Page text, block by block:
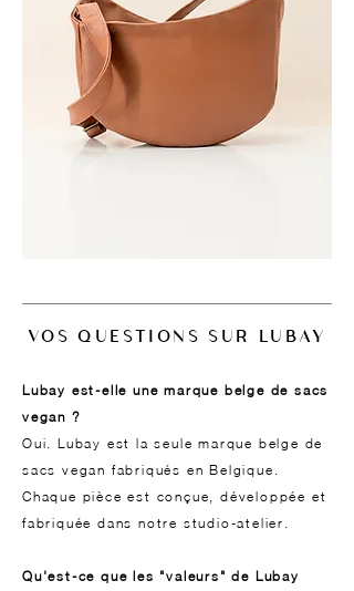
VOS QUESTIONS SUR LUBAY
Lubay est-elle une marque belge de sacs
vegan ?
Oui. Lubay est la seule marque belge de
sacs vegan fabriqués en Belgique.
Chaque pièce est conçue, développée et
fabriquée dans notre studio-atelier.
Qu'est-ce que les "valeurs" de Lubay